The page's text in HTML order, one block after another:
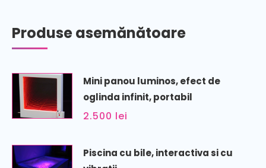
Produse asemănătoare
Mini panou luminos, efect de
oglinda infinit, portabil
2.500 lei
Piscina cu bile, interactiva si cu